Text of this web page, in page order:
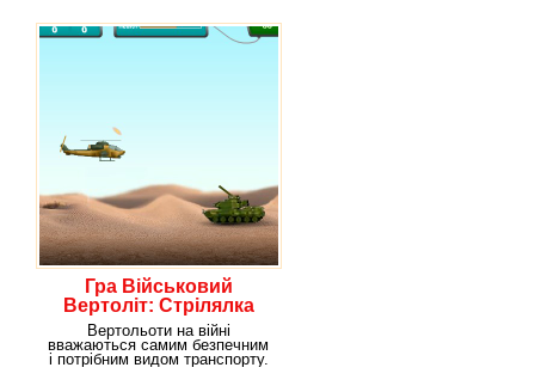
Гра Військовий
Вертоліт: Стрілялка
Вертольоти на війні
вважаються самим безпечним
і потрібним видом транспорту.